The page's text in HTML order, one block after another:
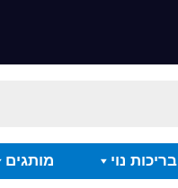
בריכות נוי מותגים